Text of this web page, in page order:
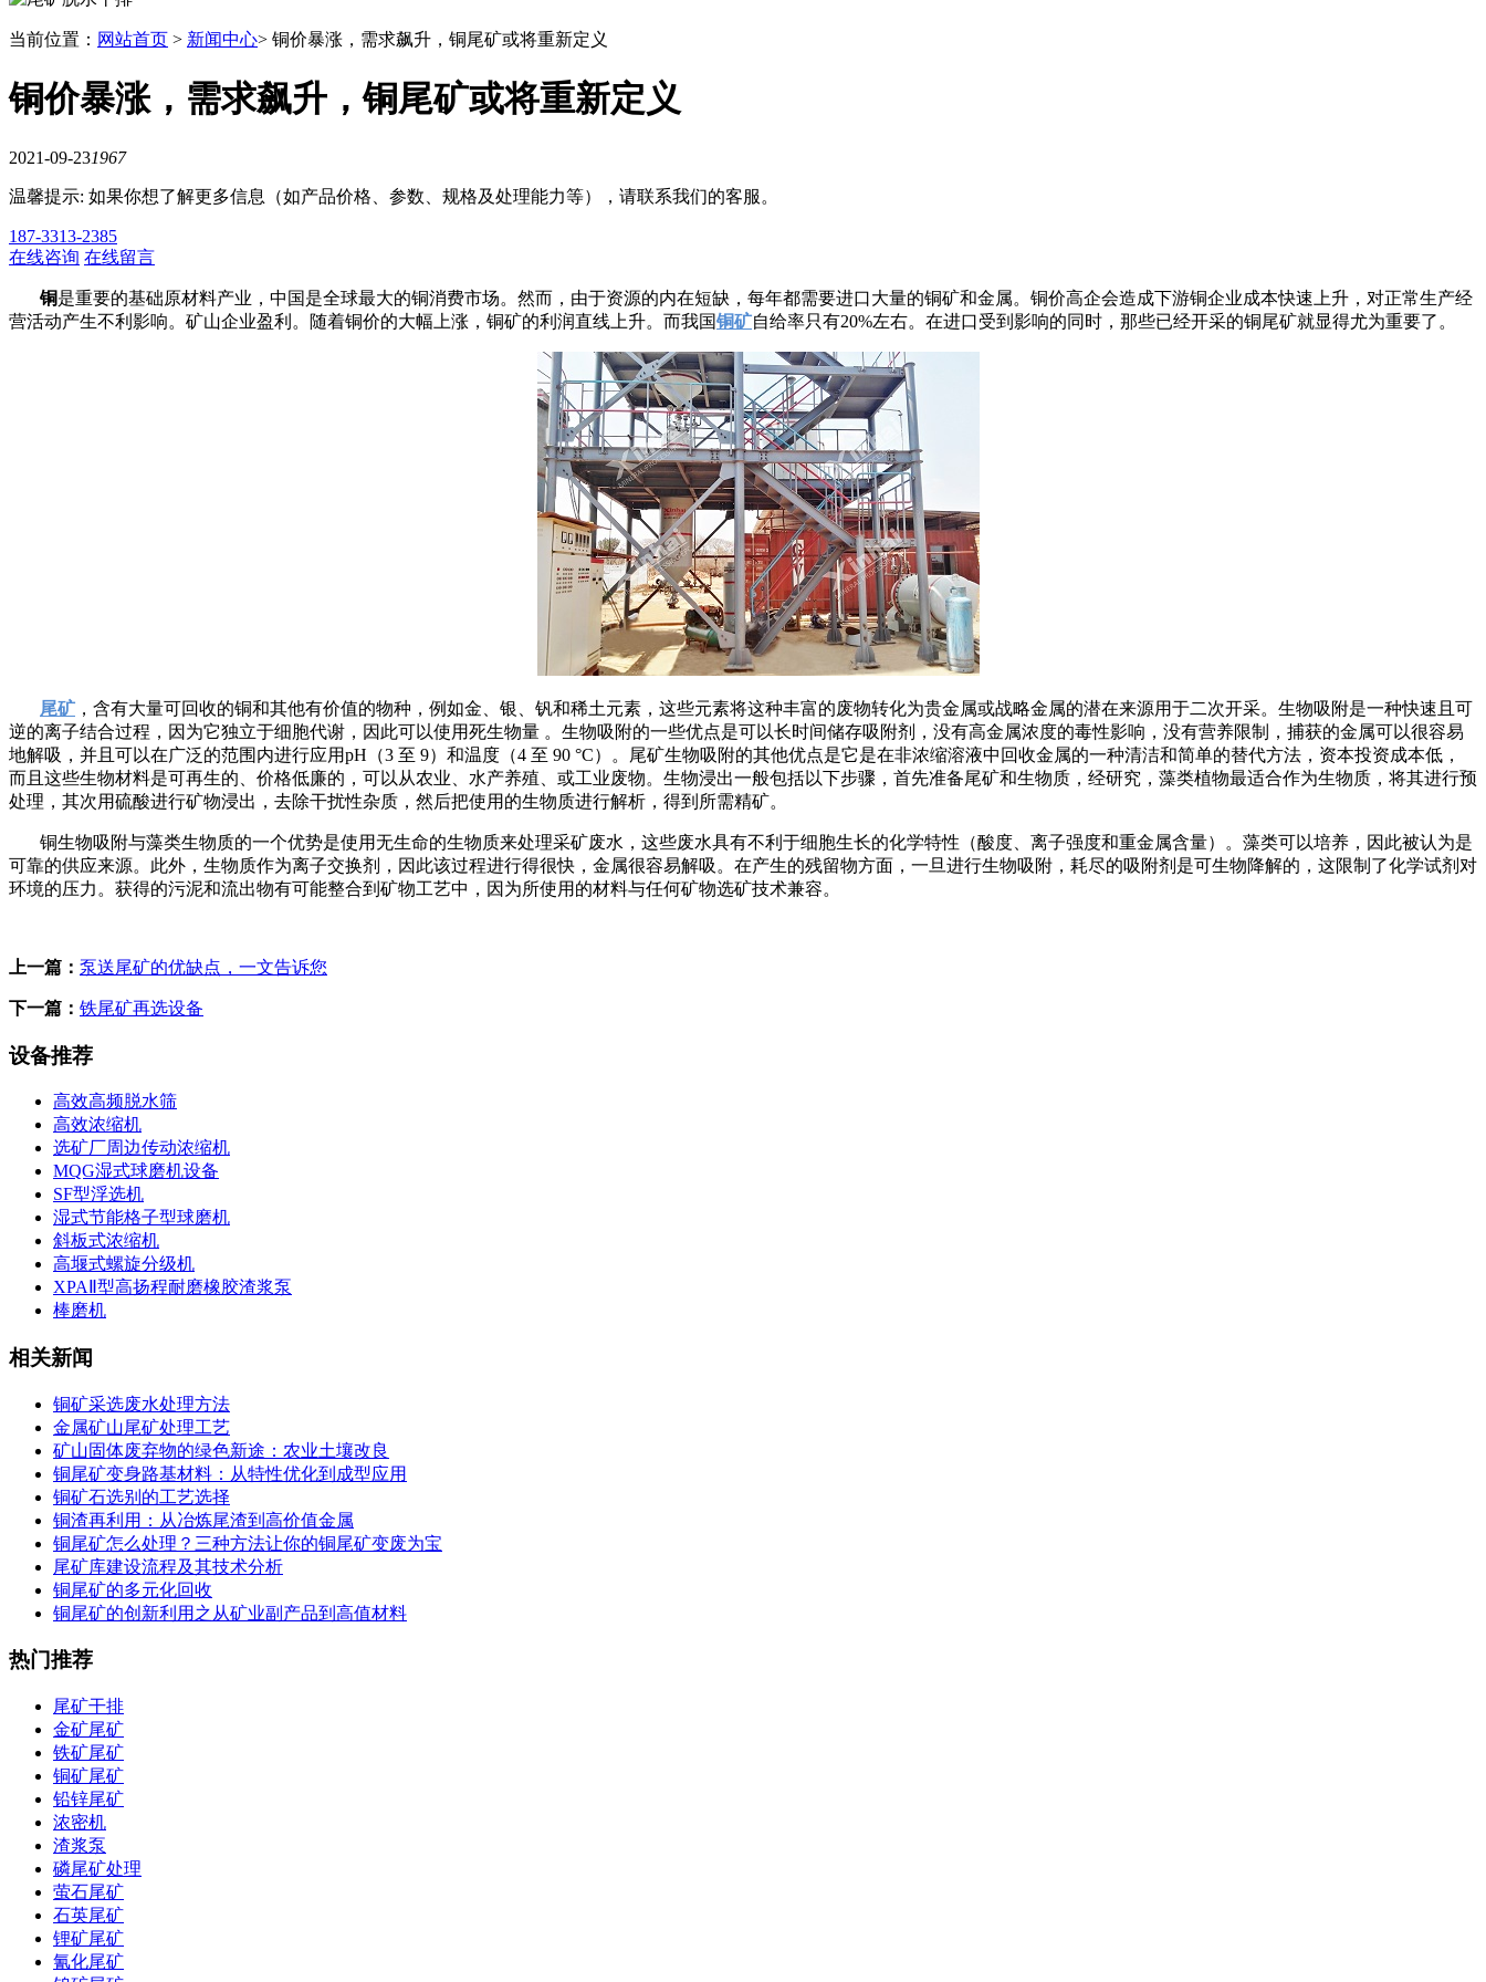
当前位置： 网站首页 > 新闻中心> 铜价暴涨，需求飙升，铜尾矿或将重新定义
铜价暴涨，需求飙升，铜尾矿或将重新定义
2021-09-231967
温馨提示: 如果你想了解更多信息（如产品价格、参数、规格及处理能力等），请联系我们的客服。
187-3313-2385
在线咨询 在线留言
铜是重要的基础原材料产业，中国是全球最大的铜消费市场。然而，由于资源的内在短缺，每年都需要进口大量的铜矿和金属。铜价高企会造成下游铜企业成本快速上升，对正常生产经
营活动产生不利影响。矿山企业盈利。随着铜价的大幅上涨，铜矿的利润直线上升。而我国铜矿自给率只有20%左右。在进口受到影响的同时，那些已经开采的铜尾矿就显得尤为重要了。
尾矿 ，含有大量可回收的铜和其他有价值的物种，例如金、银、钒和稀土元素，这些元素将这种丰富的废物转化为贵金属或战略金属的潜在来源用于二次开采。生物吸附是一种快速且可
逆的离子结合过程，因为它独立于细胞代谢，因此可以使用死生物量 。生物吸附的一些优点是可以长时间储存吸附剂，没有高金属浓度的毒性影响，没有营养限制，捕获的金属可以很容易
地解吸，并且可以在广泛的范围内进行应用pH（3 至 9）和温度（4 至 90 °C）。尾矿生物吸附的其他优点是它是在非浓缩溶液中回收金属的一种清洁和简单的替代方法，资本投资成本低，
而且这些生物材料是可再生的、价格低廉的，可以从农业、水产养殖、或工业废物。生物浸出一般包括以下步骤，首先准备尾矿和生物质，经研究，藻类植物最适合作为生物质，将其进行预
处理，其次用硫酸进行矿物浸出，去除干扰性杂质，然后把使用的生物质进行解析，得到所需精矿。
铜生物吸附与藻类生物质的一个优势是使用无生命的生物质来处理采矿废水，这些废水具有不利于细胞生长的化学特性（酸度、离子强度和重金属含量）。藻类可以培养，因此被认为是
可靠的供应来源。此外，生物质作为离子交换剂，因此该过程进行得很快，金属很容易解吸。在产生的残留物方面，一旦进行生物吸附，耗尽的吸附剂是可生物降解的，这限制了化学试剂对
环境的压力。获得的污泥和流出物有可能整合到矿物工艺中，因为所使用的材料与任何矿物选矿技术兼容。
上一篇： 泵送尾矿的优缺点，一文告诉您
下一篇： 铁尾矿再选设备
设备推荐
高效高频脱水筛
高效浓缩机
选矿厂周边传动浓缩机
MQG湿式球磨机设备
SF型浮选机
湿式节能格子型球磨机
斜板式浓缩机
高堰式螺旋分级机
XPAⅡ型高扬程耐磨橡胶渣浆泵
棒磨机
相关新闻
铜矿采选废水处理方法
金属矿山尾矿处理工艺
矿山固体废弃物的绿色新途：农业土壤改良
铜尾矿变身路基材料：从特性优化到成型应用
铜矿石选别的工艺选择
铜渣再利用：从冶炼尾渣到高价值金属
铜尾矿怎么处理？三种方法让你的铜尾矿变废为宝
尾矿库建设流程及其技术分析
铜尾矿的多元化回收
铜尾矿的创新利用之从矿业副产品到高值材料
热门推荐
尾矿干排
金矿尾矿
铁矿尾矿
铜矿尾矿
铅锌尾矿
浓密机
渣浆泵
磷尾矿处理
萤石尾矿
石英尾矿
锂矿尾矿
氰化尾矿